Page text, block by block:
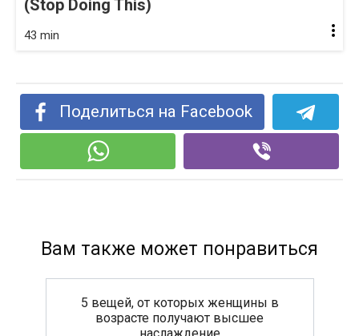
(Stop Doing This)
43 min
Поделиться на Facebook
Вам также может понравиться
5 вещей, от которых женщины в
возрасте получают высшее
наслаждение